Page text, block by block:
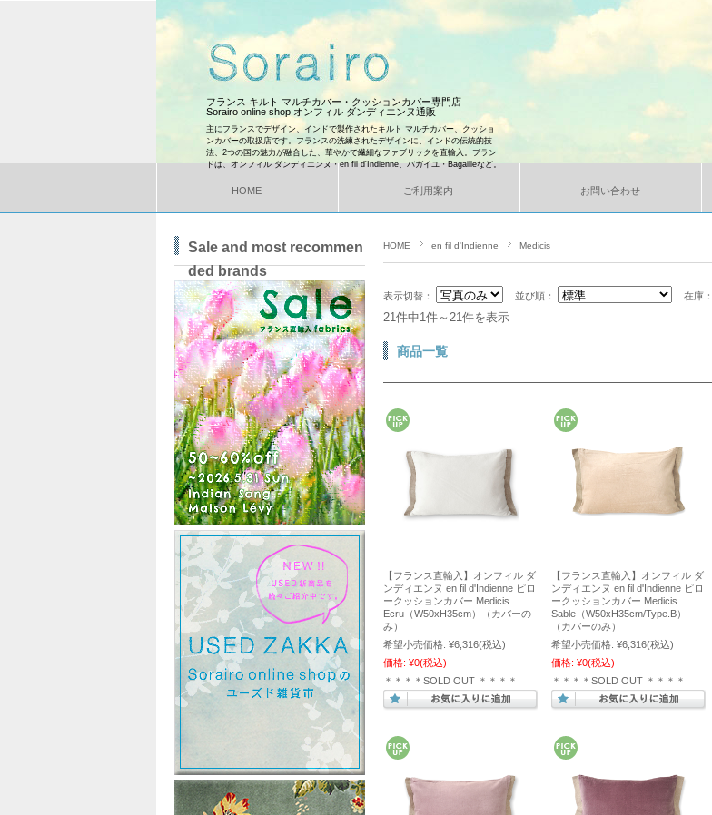
フランス キルト マルチカバー・クッションカバー専門店
Sorairo online shop オンフィル ダンディエンヌ通販
主にフランスでデザイン、インドで製作されたキルト マルチカバー、クッショ
ンカバーの取扱店です。フランスの洗練されたデザインに、インドの伝統的技
法、2つの国の魅力が融合した、華やかで繊細なファブリックを直輸入。ブラン
ドは、オンフィル ダンディエンヌ・en fil d'Indienne、バガイユ・Bagailleなど。
HOME ご利用案内 お問い合わせ
HOME en fil d'Indienne Medicis
表示切替： 並び順： 在庫：
21件中1件～21件を表示
商品一覧
【フランス直輸入】オンフィル ダ
ンディエンヌ en fil d'Indienne ピロ
ークッションカバー Medicis
Ecru（W50xH35cm）（カバーの
み）
希望小売価格: ¥6,316(税込)
価格: ¥0(税込)
＊＊＊＊SOLD OUT ＊＊＊＊
【フランス直輸入】オンフィル ダ
ンディエンヌ en fil d'Indienne ピロ
ークッションカバー Medicis
Sable（W50xH35cm/Type.B）
（カバーのみ）
希望小売価格: ¥6,316(税込)
価格: ¥0(税込)
＊＊＊＊SOLD OUT ＊＊＊＊
Sale and most recommen
ded brands